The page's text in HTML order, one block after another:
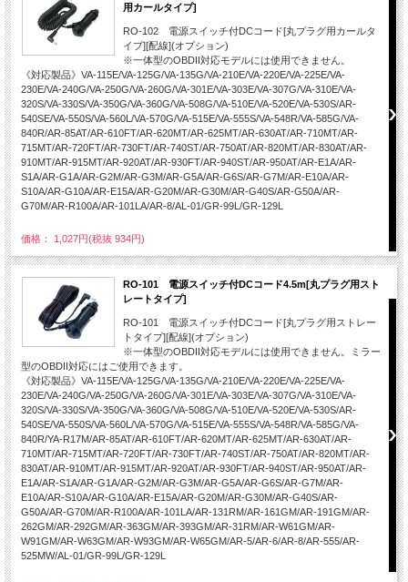
用カールタイプ]
RO-102 電源スイッチ付DCコード[丸プラグ用カールタ
イプ][配線](オプション)
※一体型のOBDII対応モデルには使用できません。
《対応製品》VA-115E/VA-125G/VA-135G/VA-210E/VA-220E/VA-225E/VA-
230E/VA-240G/VA-250G/VA-260G/VA-301E/VA-303E/VA-307G/VA-310E/VA-
320S/VA-330S/VA-350G/VA-360G/VA-508G/VA-510E/VA-520E/VA-530S/AR-
540SE/VA-550S/VA-560L/VA-570G/VA-515E/VA-555S/VA-548R/VA-585G/VA-
840R/AR-85AT/AR-610FT/AR-620MT/AR-625MT/AR-630AT/AR-710MT/AR-
715MT/AR-720FT/AR-730FT/AR-740ST/AR-750AT/AR-820MT/AR-830AT/AR-
910MT/AR-915MT/AR-920AT/AR-930FT/AR-940ST/AR-950AT/AR-E1A/AR-
S1A/AR-G1A/AR-G2M/AR-G3M/AR-G5A/AR-G6S/AR-G7M/AR-E10A/AR-
S10A/AR-G10A/AR-E15A/AR-G20M/AR-G30M/AR-G40S/AR-G50A/AR-
G70M/AR-R100A/AR-101LA/AR-8/AL-01/GR-99L/GR-129L
価格： 1,027円(税抜 934円)
RO-101 電源スイッチ付DCコード4.5m[丸プラグ用スト
レートタイプ]
RO-101 電源スイッチ付DCコード[丸プラグ用ストレー
トタイプ][配線](オプション)
※一体型のOBDII対応モデルには使用できません。ミラー
型のOBDII対応にはご使用できます。
《対応製品》VA-115E/VA-125G/VA-135G/VA-210E/VA-220E/VA-225E/VA-
230E/VA-240G/VA-250G/VA-260G/VA-301E/VA-303E/VA-307G/VA-310E/VA-
320S/VA-330S/VA-350G/VA-360G/VA-508G/VA-510E/VA-520E/VA-530S/AR-
540SE/VA-550S/VA-560L/VA-570G/VA-515E/VA-555S/VA-548R/VA-585G/VA-
840R/YA-R17M/AR-85AT/AR-610FT/AR-620MT/AR-625MT/AR-630AT/AR-
710MT/AR-715MT/AR-720FT/AR-730FT/AR-740ST/AR-750AT/AR-820MT/AR-
830AT/AR-910MT/AR-915MT/AR-920AT/AR-930FT/AR-940ST/AR-950AT/AR-
E1A/AR-S1A/AR-G1A/AR-G2M/AR-G3M/AR-G5A/AR-G6S/AR-G7M/AR-
E10A/AR-S10A/AR-G10A/AR-E15A/AR-G20M/AR-G30M/AR-G40S/AR-
G50A/AR-G70M/AR-R100A/AR-101LA/AR-131RM/AR-161GM/AR-191GM/AR-
262GM/AR-292GM/AR-363GM/AR-393GM/AR-31RM/AR-W61GM/AR-
W91GM/AR-W63GM/AR-W93GM/AR-W65GM/AR-5/AR-6/AR-8/AR-555/AR-
525MW/AL-01/GR-99L/GR-129L